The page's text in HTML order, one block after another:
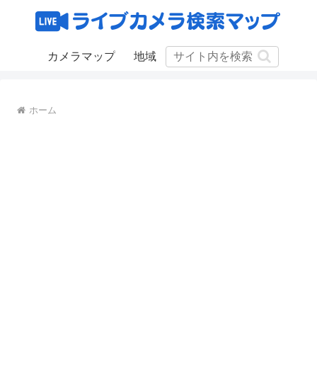
カメラマップ 地域
ホーム